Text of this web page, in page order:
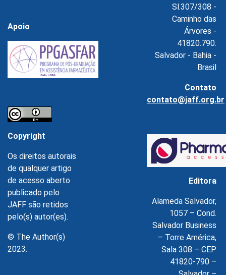
Apoio
Copyright
Os direitos autorais
de qualquer artigo
de acesso aberto
publicado pelo
JAFF são retidos
pelo(s) autor(es).
© The Author(s)
2023.
Sl.307/308 -
Caminho das
Árvores -
41820.790.
Salvador - Bahia -
Brasil
Contato
contato@jaff.org.br
Editora
Alameda Salvador,
1057 – Cond.
Salvador Business
– Torre América,
Sala 308 – CEP
41820-790 –